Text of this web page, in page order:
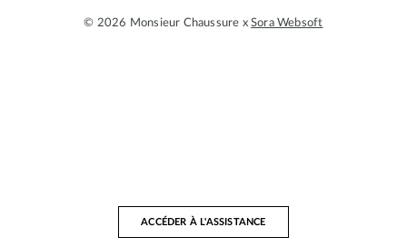
© 2026 Monsieur Chaussure xSora Websoft
ACCÉDER À L'ASSISTANCE